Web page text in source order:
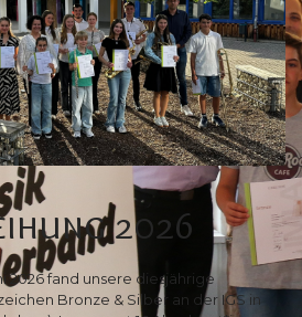
2026
2026 fand unsere diesjährige
Bronze & Silber an der IGS in